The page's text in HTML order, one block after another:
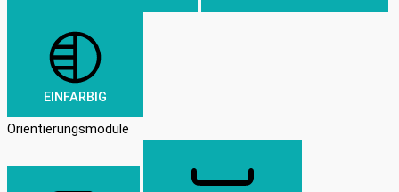
EINFARBIG
Orientierungsmodule